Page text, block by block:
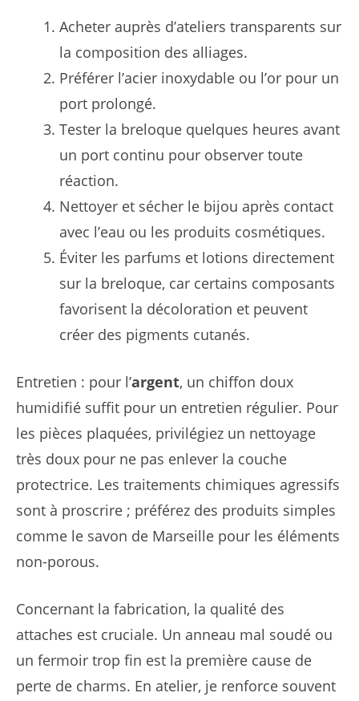
Acheter auprès d’ateliers transparents sur
la composition des alliages.
Préférer l’acier inoxydable ou l’or pour un
port prolongé.
Tester la breloque quelques heures avant
un port continu pour observer toute
réaction.
Nettoyer et sécher le bijou après contact
avec l’eau ou les produits cosmétiques.
Éviter les parfums et lotions directement
sur la breloque, car certains composants
favorisent la décoloration et peuvent
créer des pigments cutanés.
Entretien : pour l’argent, un chiffon doux
humidifié suffit pour un entretien régulier. Pour
les pièces plaquées, privilégiez un nettoyage
très doux pour ne pas enlever la couche
protectrice. Les traitements chimiques agressifs
sont à proscrire ; préférez des produits simples
comme le savon de Marseille pour les éléments
non-porous.
Concernant la fabrication, la qualité des
attaches est cruciale. Un anneau mal soudé ou
un fermoir trop fin est la première cause de
perte de charms. En atelier, je renforce souvent